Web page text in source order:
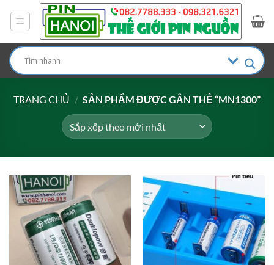
dung
TRANG CHỦ / SẢN PHẨM ĐƯỢC GẮN THẺ “MN1300”